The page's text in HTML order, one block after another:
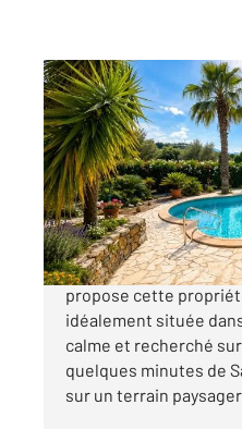
OLETTA 202
156,29 m2, 6 pièces
Ref : 498
Maison à vendre
663
Votre agence Century
propose cette
idéalement située
calme et recherché
quelques minutes de
sur un terrain paysager